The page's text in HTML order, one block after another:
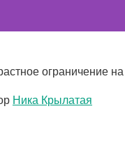
ограничение
Ника Крылатая